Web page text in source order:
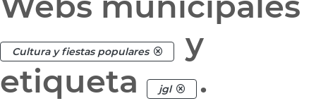
Cultura y fiestas populares
y
etiqueta
jgl .